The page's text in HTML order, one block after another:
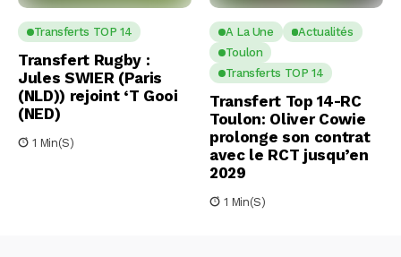
Transferts TOP 14
Transfert Rugby :
Jules SWIER (Paris
(NLD)) rejoint ‘T Gooi
(NED)
1 Min(s)
A La Une
Actualités
Toulon
Transferts TOP 14
Transfert Top 14-RC
Toulon: Oliver Cowie
prolonge son contrat
avec le RCT jusqu’en
2029
1 Min(s)